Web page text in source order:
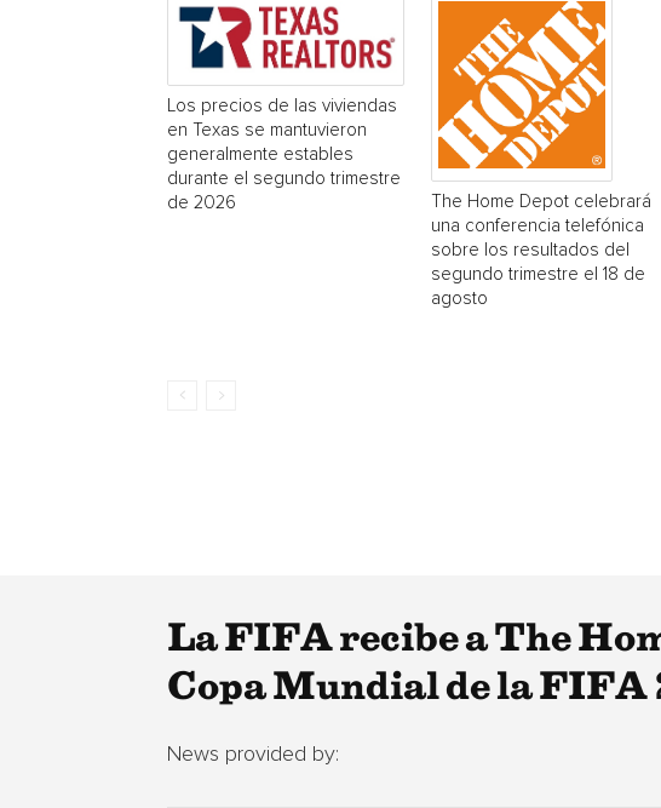
Los precios de las viviendas
en Texas se mantuvieron
generalmente estables
durante el segundo trimestre
de 2026
The Home Depot celebrará
una conferencia telefónica
sobre los resultados del
segundo trimestre el 18 de
agosto
La FIFA recibe a The
Copa Mundial de la
News provided by: